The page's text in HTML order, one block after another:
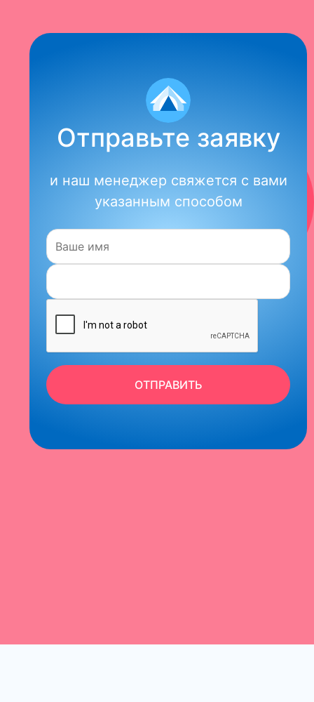
Отправьте заявку
и наш менеджер свяжется с вами
указанным способом
Имя:
ОТПРАВИТЬ